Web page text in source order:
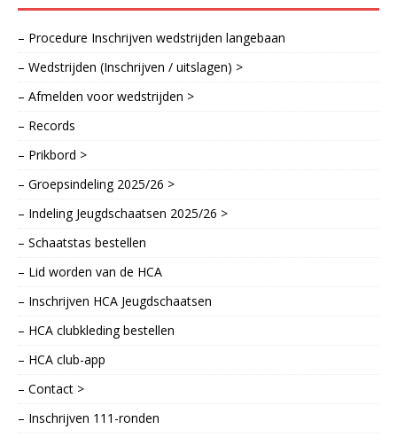
– Procedure Inschrijven wedstrijden langebaan
– Wedstrijden (Inschrijven / uitslagen) >
– Afmelden voor wedstrijden >
– Records
– Prikbord >
– Groepsindeling 2025/26 >
– Indeling Jeugdschaatsen 2025/26 >
– Schaatstas bestellen
– Lid worden van de HCA
– Inschrijven HCA Jeugdschaatsen
– HCA clubkleding bestellen
– HCA club-app
– Contact >
– Inschrijven 111-ronden